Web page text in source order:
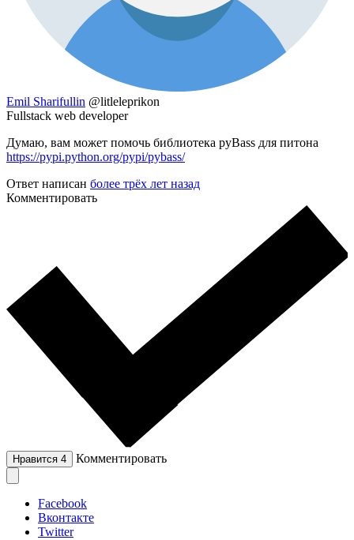
Emil Sharifullin @litleleprikon
Fullstack web developer
Думаю, вам может помочь библиотека pyBass для питона
https://pypi.python.org/pypi/pybass/
Ответ написан более трёх лет назад
Комментировать
Нравится 4 Комментировать
Facebook
Вконтакте
Twitter